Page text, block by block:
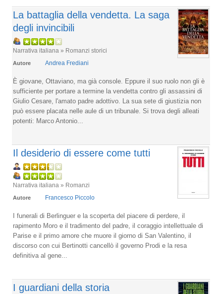
La battaglia della vendetta. La saga
degli invincibili
Narrativa italiana » Romanzi storici
Autore Andrea Frediani
È giovane, Ottaviano, ma già console. Eppure il suo ruolo non gli è
sufficiente per portare a termine la vendetta contro gli assassini di
Giulio Cesare, l'amato padre adottivo. La sua sete di giustizia non
può essere placata nelle aule di un tribunale. Si trova degli alleati
potenti: Marco Antonio...
Il desiderio di essere come tutti
Narrativa italiana » Romanzi
Autore Francesco Piccolo
I funerali di Berlinguer e la scoperta del piacere di perdere, il
rapimento Moro e il tradimento del padre, il coraggio intellettuale di
Parise e il primo amore che muore il giorno di San Valentino, il
discorso con cui Bertinotti cancellò il governo Prodi e la resa
definitiva al gene...
I guardiani della storia